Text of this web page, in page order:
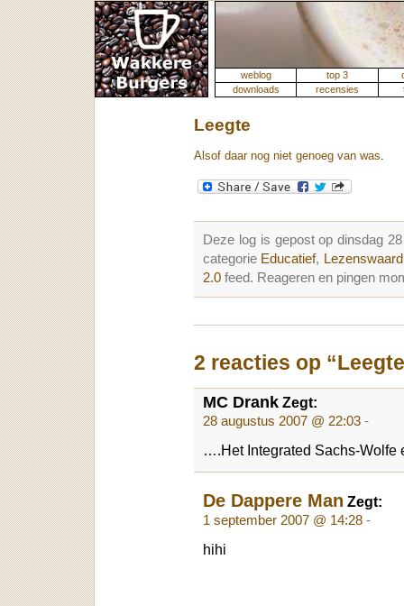
weblog top 3
downloads
recensies
Leegte
Alsof daar nog niet genoeg van was.
Deze log is gepost op dinsdag
categorie Educatief,
2.0 feed. Reageren en pingen
2 reacties op
MC Drank Zegt:
28 augustus 2007 @ 22:03 -
….Het Integrated Sachs-
De Dappere Man Zegt:
1 september 2007 @ 14:28 -
hihi